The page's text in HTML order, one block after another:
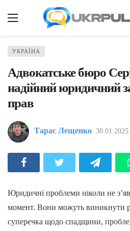
УКРАЇНА
Адвокатське бюро
надійний юридичний
прав
Тарас Лещенко 30.01.2025
Юридичні проблеми ніколи не
момент. Вони можуть виникнути
суперечка щодо спадщини,